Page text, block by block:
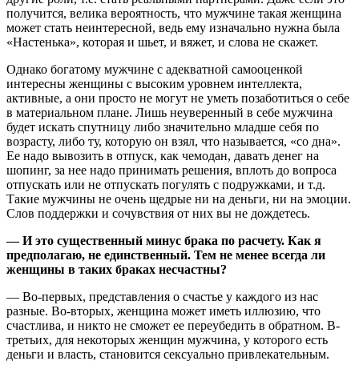
получится, велика вероятность, что мужчине такая женщина
может стать неинтересной, ведь ему изначально нужна была
«Настенька», которая и шьет, и вяжет, и слова не скажет.
Однако богатому мужчине с адекватной самооценкой
интересны женщины с высоким уровнем интеллекта,
активные, а они просто не могут не уметь позаботиться о себе
в материальном плане. Лишь неуверенный в себе мужчина
будет искать спутницу либо значительно младше себя по
возрасту, либо ту, которую он взял, что называется, «со дна».
Ее надо вывозить в отпуск, как чемодан, давать денег на
шопинг, за нее надо принимать решения, вплоть до вопроса
отпускать или не отпускать погулять с подружками, и т.д.
Такие мужчины не очень щедрые ни на деньги, ни на эмоции.
Слов поддержки и сочувствия от них вы не дождетесь.
— И это существенный минус брака по расчету. Как я
предполагаю, не единственный. Тем не менее всегда ли
женщины в таких браках несчастны?
— Во-первых, представления о счастье у каждого из нас
разные. Во-вторых, женщина может иметь иллюзию, что
счастлива, и никто не сможет ее переубедить в обратном. В-
третьих, для некоторых женщин мужчина, у которого есть
деньги и власть, становится сексуально привлекательным.